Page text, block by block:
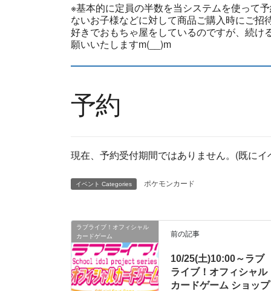
※基本的に定員の半数を当システムを使って
ないお子様などに対して商品ご購入時にご
好きでおもちゃ屋をしているのですが、続
願いいたしますm(__)m
予約
現在、予約受付期間ではありません。(既に
イベント Categories ポケモンカード
ラブライブ！オフィシャル
カードゲーム
前の記事
10/25(土)10:00～ラブ
ライブ！オフィシャル
カードゲーム ショップ